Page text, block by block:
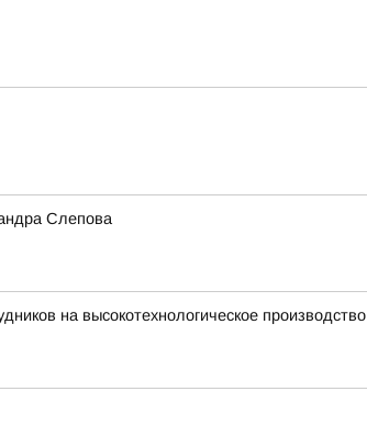
Слепова
на высокотехнологическое производство